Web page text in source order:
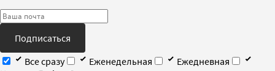
Подписаться
Все сразу
Еженедельная
Ежедневная